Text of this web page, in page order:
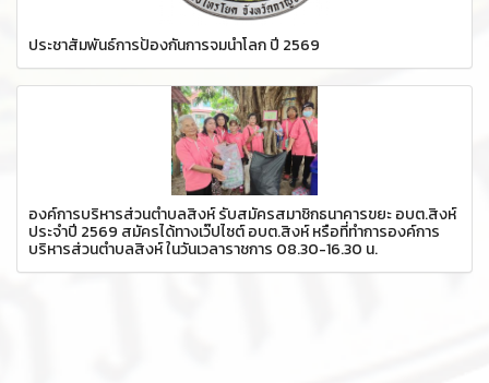
ประชาสัมพันธ์การป้องกันการจมน้ำโลก ปี 2569
องค์การบริหารส่วนตำบลสิงห์ รับสมัครสมาชิกธนาคารขยะ อบต.สิงห์
ประจำปี 2569 สมัครได้ทางเว๊ปไซต์ อบต.สิงห์ หรือที่ทำการองค์การ
บริหารส่วนตำบลสิงห์ ในวันเวลาราชการ 08.30-16.30 น.